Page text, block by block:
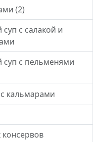
(2)
с салакой и
с пельменями
кальмарами